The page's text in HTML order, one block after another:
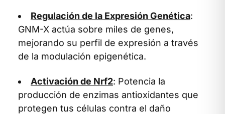
Regulación de la Expresión Genética:
GNM-X actúa sobre miles de genes,
mejorando su perfil de expresión a través
de la modulación epigenética.
Activación de Nrf2: Potencia la
producción de enzimas antioxidantes que
protegen tus células contra el daño